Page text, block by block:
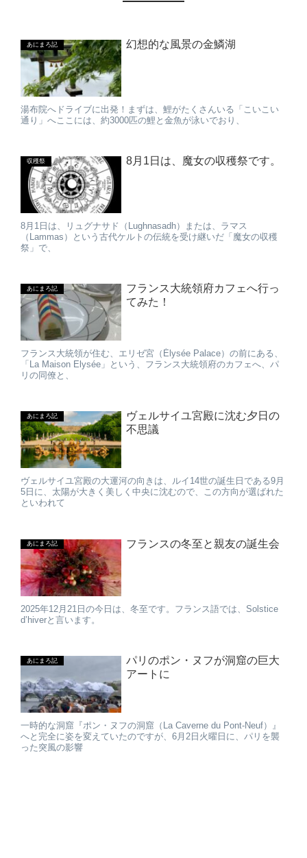
あにまろ記 幻想的な風景の金鱗湖
湯布院へドライブに出発！まずは、鯉がたくさんいる「こいこい
通り」へここには、約3000匹の鯉と金魚が泳いでおり、
収穫祭 8月1日は、魔女の収穫祭です。
8月1日は、リュグナサド（Lughnasadh）または、ラマス
（Lammas）という古代ケルトの伝統を受け継いだ「魔女の収穫
祭」で、
あにまろ記
フランス大統領府カフェへ行っ
てみた！
フランス大統領が住む、エリゼ宮（Élysée Palace）の前にある、
「La Maison Elysée」という、フランス大統領府のカフェへ、パ
リの同僚と、
あにまろ記
ヴェルサイユ宮殿に沈む夕日の
不思議
ヴェルサイユ宮殿の大運河の向きは、ルイ14世の誕生日である9月
5日に、太陽が大きく美しく中央に沈むので、この方向が選ばれた
といわれて
あにまろ記 フランスの冬至と親友の誕生会
2025年12月21日の今日は、冬至です。フランス語では、Solstice
d’hiverと言います。
あにまろ記
パリのポン・ヌフが洞窟の巨大
アートに
一時的な洞窟『ポン・ヌフの洞窟（La Caverne du Pont-Neuf）』
へと完全に姿を変えていたのですが、6月2日火曜日に、パリを襲
った突風の影響